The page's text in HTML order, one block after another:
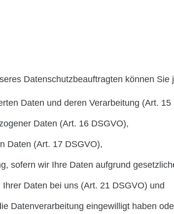
Datenschutzbeauftragten können
Daten und deren Verarbeitung (Art. 15
Daten (Art. 16 DSGVO),
Daten (Art. 17 DSGVO),
sofern wir Ihre Daten aufgrund
Daten bei uns (Art. 21 DSGVO) und
Datenverarbeitung eingewilligt haben